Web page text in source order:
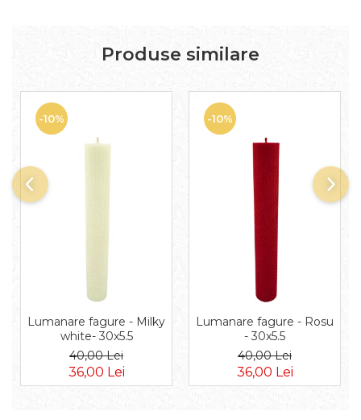
Produse similare
-10%
Lumanare fagure - Milky
white- 30x5.5
40,00 Lei
36,00 Lei
-10%
Lumanare fagure - Rosu
- 30x5.5
40,00 Lei
36,00 Lei